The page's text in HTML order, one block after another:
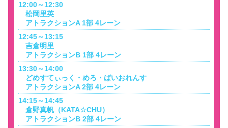
12:00～12:30
松岡里英
アトラクションA 1部 4レーン
12:45～13:15
吉倉明里
アトラクションB 1部 4レーン
13:30～14:00
どめすてぃっく・めろ・ばいおれんす
アトラクションA 2部 4レーン
14:15～14:45
倉野真帆（KATA☆CHU）
アトラクションB 2部 4レーン